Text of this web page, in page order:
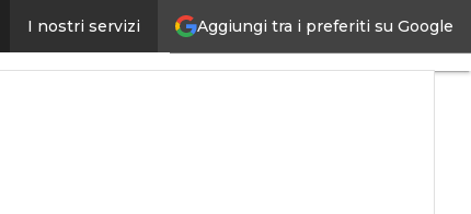
Aggiungi tra i preferiti su Google
I nostri servizi